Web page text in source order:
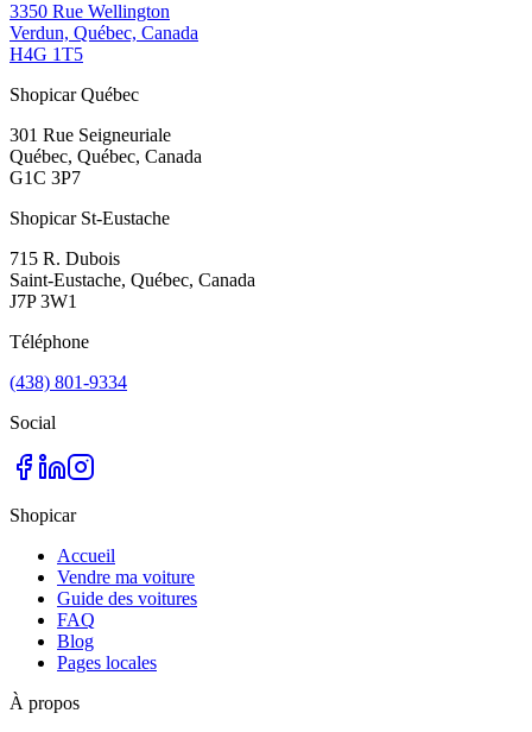
3350 Rue Wellington
Verdun, Québec, Canada
H4G 1T5
Shopicar Québec
301 Rue Seigneuriale
Québec, Québec, Canada
G1C 3P7
Shopicar St-Eustache
715 R. Dubois
Saint-Eustache, Québec, Canada
J7P 3W1
Téléphone
(438) 801-9334
Social
Shopicar
Accueil
Vendre ma voiture
Guide des voitures
FAQ
Blog
Pages locales
À propos